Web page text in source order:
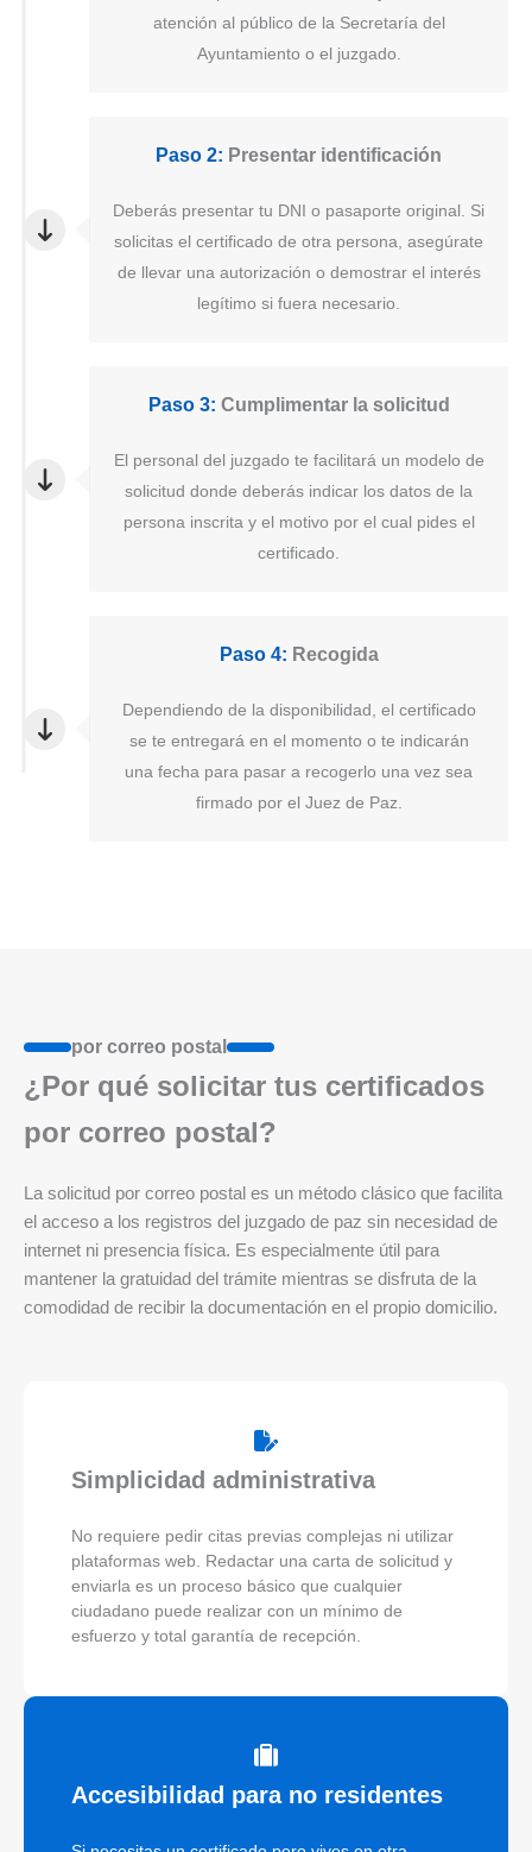
atención al público de la Secretaría del
Ayuntamiento o el juzgado.
Paso 2: Presentar identificación
Deberás presentar tu DNI o pasaporte original. Si
solicitas el certificado de otra persona, asegúrate
de llevar una autorización o demostrar el interés
legítimo si fuera necesario.
Paso 3: Cumplimentar la solicitud
El personal del juzgado te facilitará un modelo de
solicitud donde deberás indicar los datos de la
persona inscrita y el motivo por el cual pides el
certificado.
Paso 4: Recogida
Dependiendo de la disponibilidad, el certificado
se te entregará en el momento o te indicarán
una fecha para pasar a recogerlo una vez sea
firmado por el Juez de Paz.
por correo postal
¿Por qué solicitar tus certificados
por correo postal?
La solicitud por correo postal es un método clásico que facilita
el acceso a los registros del juzgado de paz sin necesidad de
internet ni presencia física. Es especialmente útil para
mantener la gratuidad del trámite mientras se disfruta de la
comodidad de recibir la documentación en el propio domicilio.
Simplicidad administrativa
No requiere pedir citas previas complejas ni utilizar
plataformas web. Redactar una carta de solicitud y
enviarla es un proceso básico que cualquier
ciudadano puede realizar con un mínimo de
esfuerzo y total garantía de recepción.
Accesibilidad para no residentes